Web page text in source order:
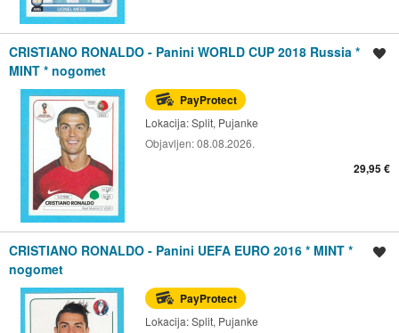
CRISTIANO RONALDO - Panini WORLD CUP 2018 Russia *
MINT * nogomet
PayProtect
Lokacija:Split, Pujanke
Objavljen:08.08.2026.
29,95 €
CRISTIANO RONALDO - Panini UEFA EURO 2016 * MINT *
nogomet
PayProtect
Lokacija:Split, Pujanke